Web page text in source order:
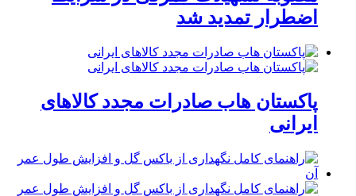
اضطرار تمدید شد
پاکستان هاب صادرات مجدد کالاهای
ایرانی